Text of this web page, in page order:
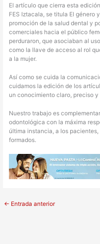
El artículo que cierra esta
FES Iztacala, se titula El género
promoción de la salud dental y
comerciales hacia el público
perduraron, que asociaban al
como la llave de acceso al rol
a la mujer.
Así como se cuida la
cuidamos la edición de los
un conocimiento claro, preciso y
Nuestro trabajo es
odontológica con la máxima
última instancia, a los
formados.
← Entrada anterior